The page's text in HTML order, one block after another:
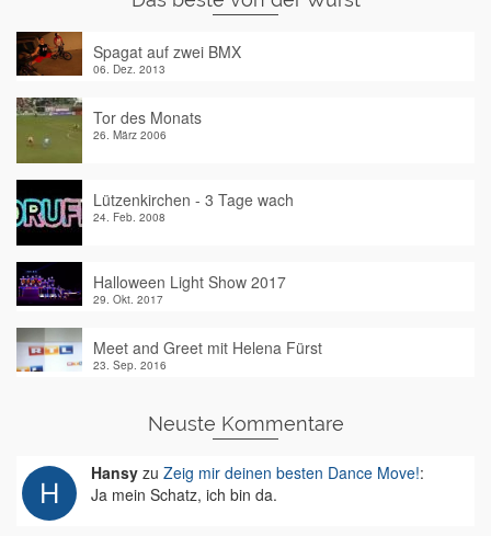
Spagat auf zwei BMX
06. Dez. 2013
Tor des Monats
26. März 2006
Lützenkirchen - 3 Tage wach
24. Feb. 2008
Halloween Light Show 2017
29. Okt. 2017
Meet and Greet mit Helena Fürst
23. Sep. 2016
Neuste Kommentare
Hansy zu Zeig mir deinen besten Dance Move!:
Ja mein Schatz, ich bin da.